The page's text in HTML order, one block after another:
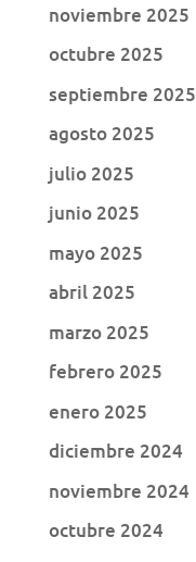
noviembre 2025
octubre 2025
septiembre 2025
agosto 2025
julio 2025
junio 2025
mayo 2025
abril 2025
marzo 2025
febrero 2025
enero 2025
diciembre 2024
noviembre 2024
octubre 2024